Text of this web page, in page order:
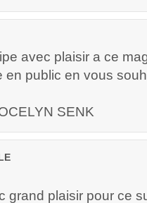
avec plaisir a ce
en public en vous
SENK
grand plaisir pour ce